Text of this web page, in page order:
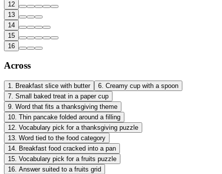
12
13
14
15
16
Across
1. Breakfast slice with butter 6. Creamy cup with a spoon
7. Small baked treat in a paper cup
9. Word that fits a thanksgiving theme
10. Thin pancake folded around a filling
12. Vocabulary pick for a thanksgiving puzzle
13. Word tied to the food category
14. Breakfast food cracked into a pan
15. Vocabulary pick for a fruits puzzle
16. Answer suited to a fruits grid